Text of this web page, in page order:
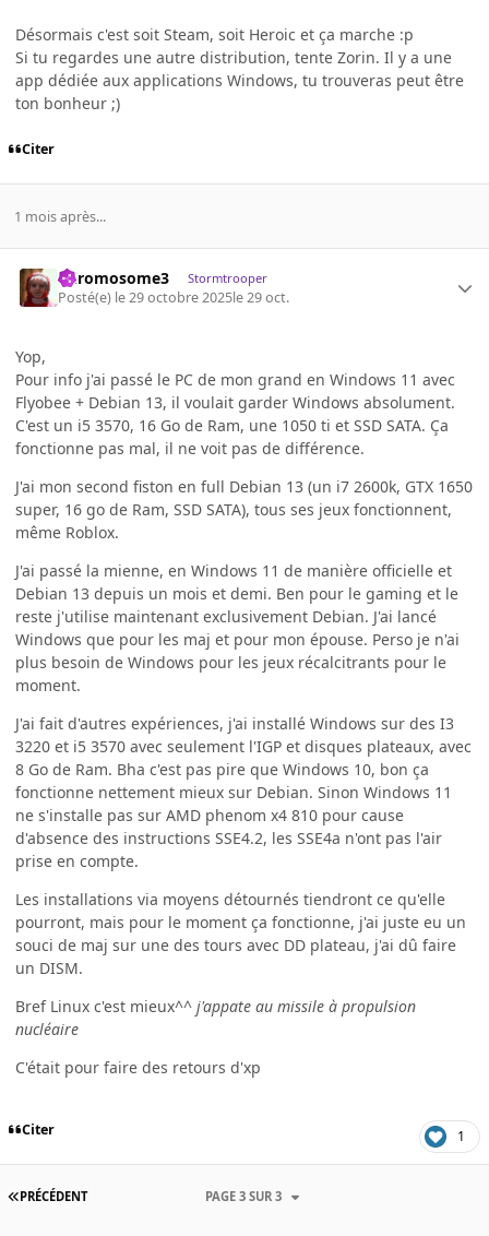
Désormais c'est soit Steam, soit Heroic et ça marche :p
Si tu regardes une autre distribution, tente Zorin. Il y a une
app dédiée aux applications Windows, tu trouveras peut être
ton bonheur ;)
Citer
1 mois après...
Chromosome3 Stormtrooper
Posté(e) le 29 octobre 2025le 29 oct.
Yop,
Pour info j'ai passé le PC de mon grand en Windows 11 avec
Flyobee + Debian 13, il voulait garder Windows absolument.
C'est un i5 3570, 16 Go de Ram, une 1050 ti et SSD SATA. Ça
fonctionne pas mal, il ne voit pas de différence.
J'ai mon second fiston en full Debian 13 (un i7 2600k, GTX 1650
super, 16 go de Ram, SSD SATA), tous ses jeux fonctionnent,
même Roblox.
J'ai passé la mienne, en Windows 11 de manière officielle et
Debian 13 depuis un mois et demi. Ben pour le gaming et le
reste j'utilise maintenant exclusivement Debian. J'ai lancé
Windows que pour les maj et pour mon épouse. Perso je n'ai
plus besoin de Windows pour les jeux récalcitrants pour le
moment.
J'ai fait d'autres expériences, j'ai installé Windows sur des I3
3220 et i5 3570 avec seulement l'IGP et disques plateaux, avec
8 Go de Ram. Bha c'est pas pire que Windows 10, bon ça
fonctionne nettement mieux sur Debian. Sinon Windows 11
ne s'installe pas sur AMD phenom x4 810 pour cause
d'absence des instructions SSE4.2, les SSE4a n'ont pas l'air
prise en compte.
Les installations via moyens détournés tiendront ce qu'elle
pourront, mais pour le moment ça fonctionne, j'ai juste eu un
souci de maj sur une des tours avec DD plateau, j'ai dû faire
un DISM.
Bref Linux c'est mieux^^ j'appate au missile à propulsion
nucléaire
C'était pour faire des retours d'xp
Citer 1
PRÉCÉDENT PAGE 3 SUR 3